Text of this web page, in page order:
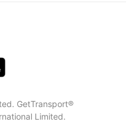
GetTransport®
Limited.